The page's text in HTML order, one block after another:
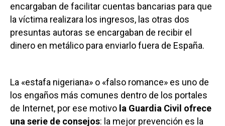
encargaban de facilitar cuentas bancarias para que
la víctima realizara los ingresos, las otras dos
presuntas autoras se encargaban de recibir el
dinero en metálico para enviarlo fuera de España.
La «estafa nigeriana» o «falso romance» es uno de
los engaños más comunes dentro de los portales
de Internet, por ese motivo la Guardia Civil ofrece
una serie de consejos: la mejor prevención es la